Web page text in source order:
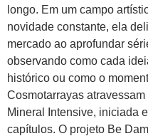
longo. Em um campo
novidade constante, ela
mercado ao aprofundar
observando como cada
histórico ou como o
Cosmotarrayas
Mineral Intensive, iniciada
capítulos. O projeto Be